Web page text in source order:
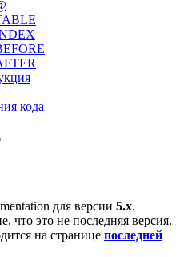
кода
для версии 5.x.
что это не последняя версия.
на странице последней